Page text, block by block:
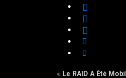
« Le RAID A Été